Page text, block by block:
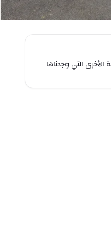
الأخرى التي وجدناها